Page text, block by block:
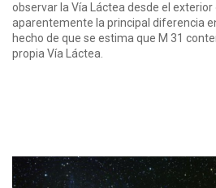
observar la Vía Láctea desde el exterior
aparentemente la principal diferencia
hecho de que se estima que M 31
propia Vía Láctea.